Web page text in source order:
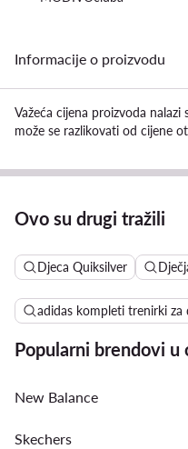
Informacije o proizvodu
Važeća cijena proizvoda
može se razlikovati od cijene
Ovo su drugi tražili
Djeca Quiksilver
adidas kompleti trenirki za
Popularni brendovi
New Balance
Skechers